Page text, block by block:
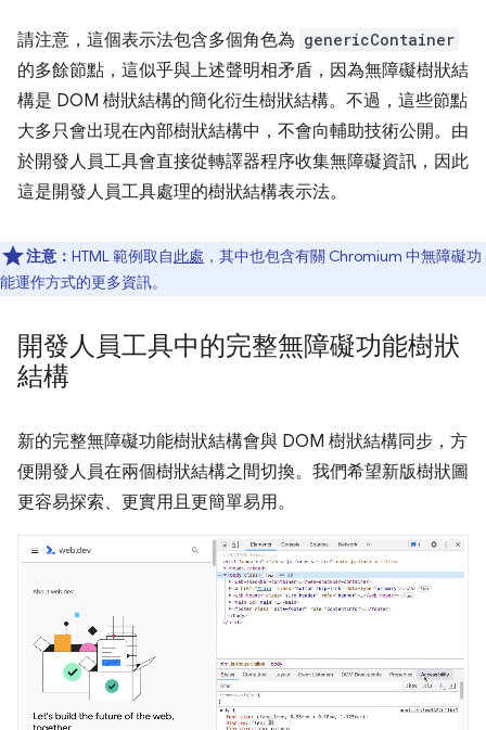
請注意，這個表示法包含多個角色為 genericContainer
的多餘節點，這似乎與上述聲明相矛盾，因為無障礙樹狀結
構是 DOM 樹狀結構的簡化衍生樹狀結構。不過，這些節點
大多只會出現在內部樹狀結構中，不會向輔助技術公開。由
於開發人員工具會直接從轉譯器程序收集無障礙資訊，因此
這是開發人員工具處理的樹狀結構表示法。
注意： HTML 範例取自此處 ，其中也包含有關 Chromium 中無障礙功
能運作方式的更多資訊。
開發人員工具中的完整無障礙功能樹狀
結構
新的完整無障礙功能樹狀結構會與 DOM 樹狀結構同步，方
便開發人員在兩個樹狀結構之間切換。我們希望新版樹狀圖
更容易探索、更實用且更簡單易用。